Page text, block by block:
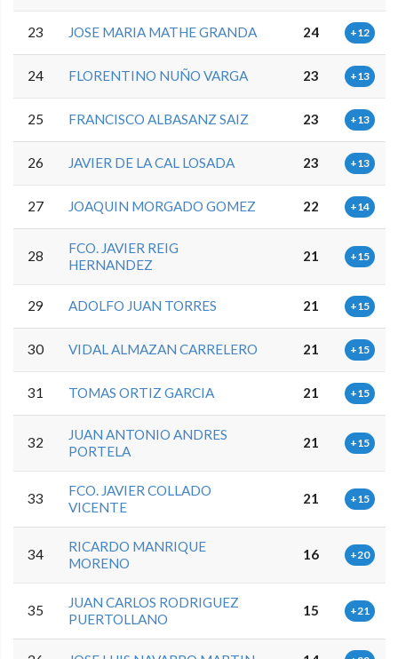
23 JOSE MARIA MATHE GRANDA 24 +12
24 FLORENTINO NUÑO VARGA 23 +13
25 FRANCISCO ALBASANZ SAIZ 23 +13
26 JAVIER DE LA CAL LOSADA 23 +13
27 JOAQUIN MORGADO GOMEZ 22 +14
28
FCO. JAVIER REIG
HERNANDEZ
21 +15
29 ADOLFO JUAN TORRES 21 +15
30 VIDAL ALMAZAN CARRELERO 21 +15
31 TOMAS ORTIZ GARCIA 21 +15
32
JUAN ANTONIO ANDRES
PORTELA
21 +15
33
FCO. JAVIER COLLADO
VICENTE
21 +15
34
RICARDO MANRIQUE
MORENO
16 +20
35
JUAN CARLOS RODRIGUEZ
PUERTOLLANO
15 +21